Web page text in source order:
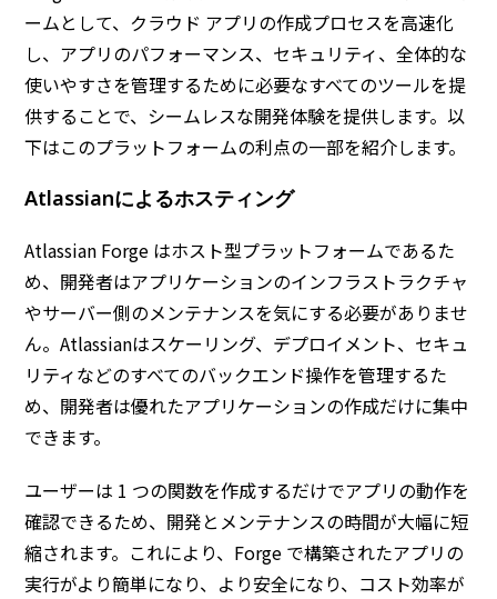
ームとして、クラウド アプリの作成プロセスを高速化
し、アプリのパフォーマンス、セキュリティ、全体的な
使いやすさを管理するために必要なすべてのツールを提
供することで、シームレスな開発体験を提供します。以
下はこのプラットフォームの利点の一部を紹介します。
Atlassianによるホスティング
Atlassian Forge はホスト型プラットフォームであるた
め、開発者はアプリケーションのインフラストラクチャ
やサーバー側のメンテナンスを気にする必要がありませ
ん。Atlassianはスケーリング、デプロイメント、セキュ
リティなどのすべてのバックエンド操作を管理するた
め、開発者は優れたアプリケーションの作成だけに集中
できます。
ユーザーは 1 つの関数を作成するだけでアプリの動作を
確認できるため、開発とメンテナンスの時間が大幅に短
縮されます。これにより、Forge で構築されたアプリの
実行がより簡単になり、より安全になり、コスト効率が